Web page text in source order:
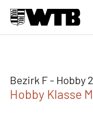
Bezirk F - Hobby
Hobby Klasse